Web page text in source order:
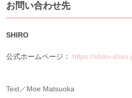
お問い合わせ先
SHIRO
公式ホームページ： https://shiro-
Text／Moe Matsuoka